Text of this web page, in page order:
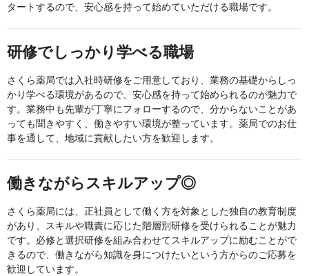
タートするので、安心感を持って始めていただける職場です。
研修でしっかり学べる職場
さくら薬局では入社時研修をご用意しており、業務の基礎からしっ
かり学べる環境があるので、安心感を持って始められるのが魅力で
す。業務中も先輩が丁寧にフォローするので、分からないことがあ
っても聞きやすく、働きやすい環境が整っています。薬局でのお仕
事を通して、地域に貢献したい方を歓迎します。
働きながらスキルアップ◎
さくら薬局には、正社員として働く方を対象とした独自の教育制度
があり、スキルや職責に応じた階層別研修を受けられることが魅力
です。必修と選択研修を組み合わせてスキルアップに励むことがで
きるので、働きながら知識を身につけたいという方からのご応募を
歓迎しています。